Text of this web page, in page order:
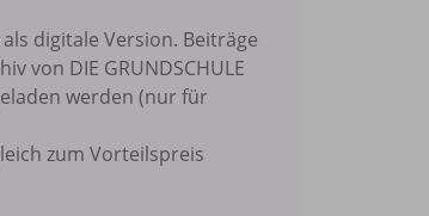
digitale Version. Beiträge
von DIE GRUNDSCHULE
werden (nur für
zum Vorteilspreis